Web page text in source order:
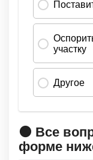
🟠 Все
форме